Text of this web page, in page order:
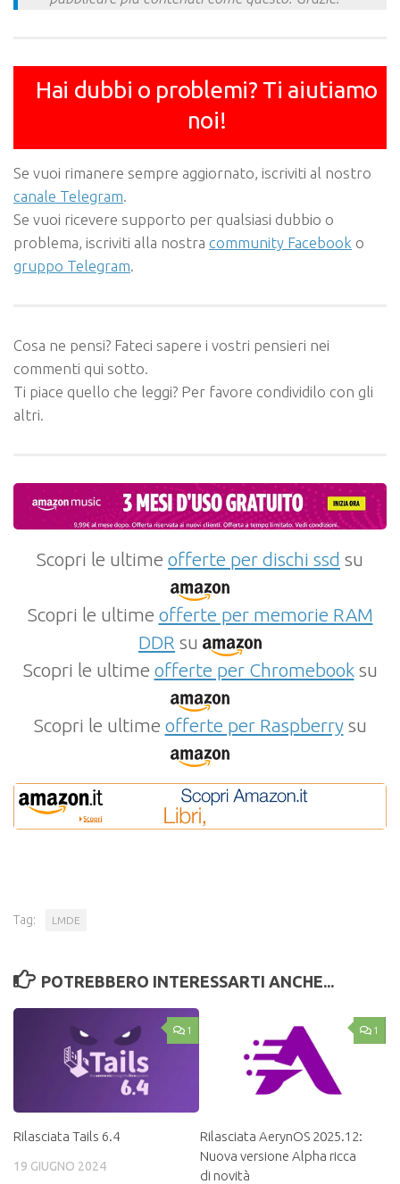
Hai dubbi o problemi? Ti aiutiamo
noi!
Se vuoi rimanere sempre aggiornato, iscriviti al nostro
canale Telegram.
Se vuoi ricevere supporto per qualsiasi dubbio o
problema, iscriviti alla nostra community Facebook o
gruppo Telegram.
Cosa ne pensi? Fateci sapere i vostri pensieri nei
commenti qui sotto.
Ti piace quello che leggi? Per favore condividilo con gli
altri.
Scopri le ultime offerte per dischi ssd su
Scopri le ultime offerte per memorie RAM
DDR su
Scopri le ultime offerte per Chromebooksu
Scopri le ultime offerte per Raspberrysu
Tag: LMDE
POTREBBERO INTERESSARTI ANCHE...
1
Rilasciata Tails 6.4
19 GIUGNO 2024
1
Rilasciata AerynOS 2025.12:
Nuova versione Alpha ricca
di novità